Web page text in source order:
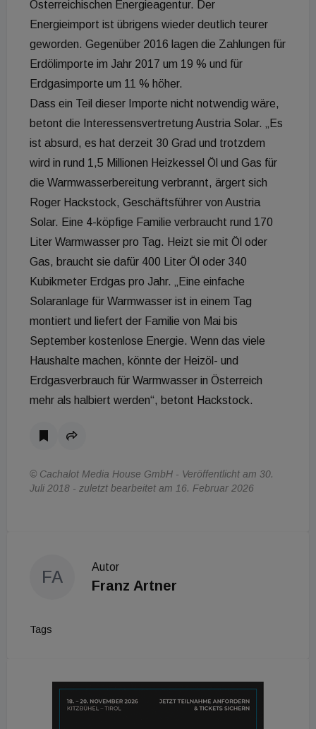
Österreichischen Energieagentur. Der
Energieimport ist übrigens wieder deutlich teurer
geworden. Gegenüber 2016 lagen die Zahlungen für
Erdölimporte im Jahr 2017 um 19 % und für
Erdgasimporte um 11 % höher.
Dass ein Teil dieser Importe nicht notwendig wäre,
betont die Interessensvertretung Austria Solar. „Es
ist absurd, es hat derzeit 30 Grad und trotzdem
wird in rund 1,5 Millionen Heizkessel Öl und Gas für
die Warmwasserbereitung verbrannt, ärgert sich
Roger Hackstock, Geschäftsführer von Austria
Solar. Eine 4-köpfige Familie verbraucht rund 170
Liter Warmwasser pro Tag. Heizt sie mit Öl oder
Gas, braucht sie dafür 400 Liter Öl oder 340
Kubikmeter Erdgas pro Jahr. „Eine einfache
Solaranlage für Warmwasser ist in einem Tag
montiert und liefert der Familie von Mai bis
September kostenlose Energie. Wenn das viele
Haushalte machen, könnte der Heizöl- und
Erdgasverbrauch für Warmwasser in Österreich
mehr als halbiert werden“, betont Hackstock.
© Cachalot Media House GmbH - Veröffentlicht am 30.
Juli 2018 - zuletzt bearbeitet am 16. Februar 2026
FA
Autor
Franz Artner
Tags